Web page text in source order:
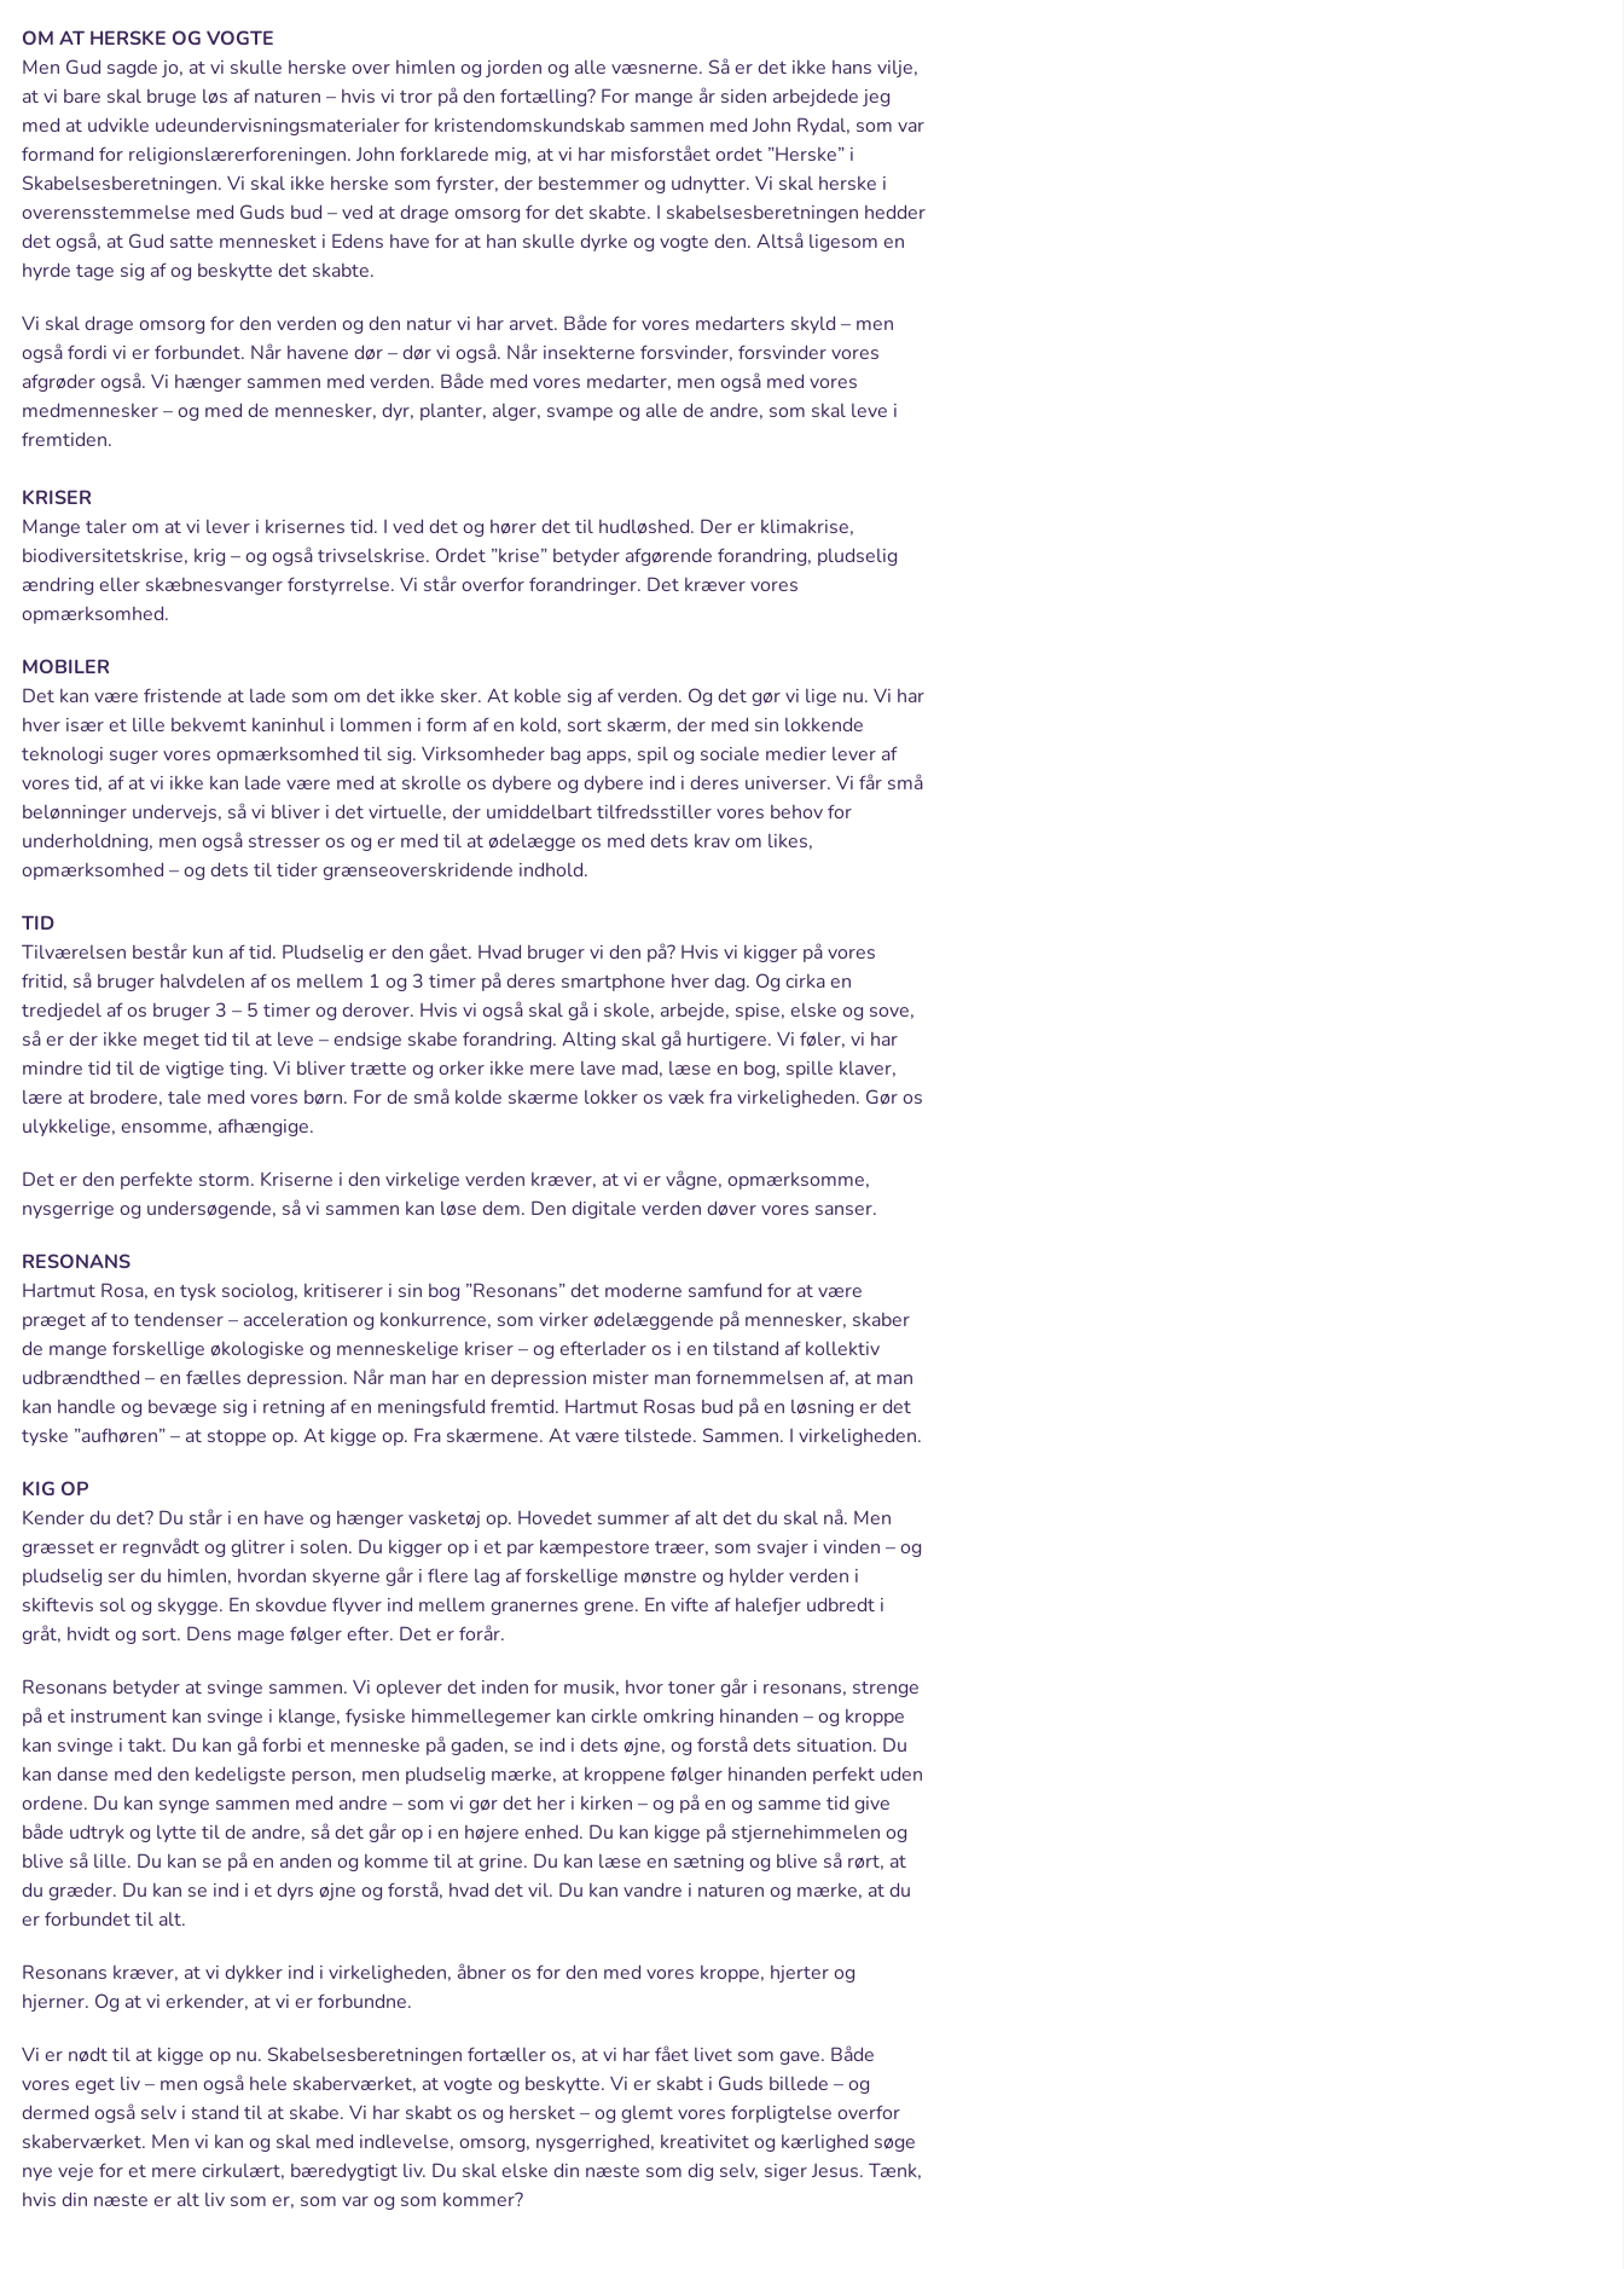
OM AT HERSKE OG VOGTE
Men Gud sagde jo, at vi skulle herske over himlen og jorden og alle væsnerne. Så er det ikke hans vilje,
at vi bare skal bruge løs af naturen – hvis vi tror på den fortælling? For mange år siden arbejdede jeg
med at udvikle udeundervisningsmaterialer for kristendomskundskab sammen med John Rydal, som var
formand for religionslærerforeningen. John forklarede mig, at vi har misforstået ordet ”Herske” i
Skabelsesberetningen. Vi skal ikke herske som fyrster, der bestemmer og udnytter. Vi skal herske i
overensstemmelse med Guds bud – ved at drage omsorg for det skabte. I skabelsesberetningen hedder
det også, at Gud satte mennesket i Edens have for at han skulle dyrke og vogte den. Altså ligesom en
hyrde tage sig af og beskytte det skabte.
Vi skal drage omsorg for den verden og den natur vi har arvet. Både for vores medarters skyld – men
også fordi vi er forbundet. Når havene dør – dør vi også. Når insekterne forsvinder, forsvinder vores
afgrøder også. Vi hænger sammen med verden. Både med vores medarter, men også med vores
medmennesker – og med de mennesker, dyr, planter, alger, svampe og alle de andre, som skal leve i
fremtiden.
KRISER
Mange taler om at vi lever i krisernes tid. I ved det og hører det til hudløshed. Der er klimakrise,
biodiversitetskrise, krig – og også trivselskrise. Ordet ”krise” betyder afgørende forandring, pludselig
ændring eller skæbnesvanger forstyrrelse. Vi står overfor forandringer. Det kræver vores
opmærksomhed.
MOBILER
Det kan være fristende at lade som om det ikke sker. At koble sig af verden. Og det gør vi lige nu. Vi har
hver især et lille bekvemt kaninhul i lommen i form af en kold, sort skærm, der med sin lokkende
teknologi suger vores opmærksomhed til sig. Virksomheder bag apps, spil og sociale medier lever af
vores tid, af at vi ikke kan lade være med at skrolle os dybere og dybere ind i deres universer. Vi får små
belønninger undervejs, så vi bliver i det virtuelle, der umiddelbart tilfredsstiller vores behov for
underholdning, men også stresser os og er med til at ødelægge os med dets krav om likes,
opmærksomhed – og dets til tider grænseoverskridende indhold.
TID
Tilværelsen består kun af tid. Pludselig er den gået. Hvad bruger vi den på? Hvis vi kigger på vores
fritid, så bruger halvdelen af os mellem 1 og 3 timer på deres smartphone hver dag. Og cirka en
tredjedel af os bruger 3 – 5 timer og derover. Hvis vi også skal gå i skole, arbejde, spise, elske og sove,
så er der ikke meget tid til at leve – endsige skabe forandring. Alting skal gå hurtigere. Vi føler, vi har
mindre tid til de vigtige ting. Vi bliver trætte og orker ikke mere lave mad, læse en bog, spille klaver,
lære at brodere, tale med vores børn. For de små kolde skærme lokker os væk fra virkeligheden. Gør os
ulykkelige, ensomme, afhængige.
Det er den perfekte storm. Kriserne i den virkelige verden kræver, at vi er vågne, opmærksomme,
nysgerrige og undersøgende, så vi sammen kan løse dem. Den digitale verden døver vores sanser.
RESONANS
Hartmut Rosa, en tysk sociolog, kritiserer i sin bog ”Resonans” det moderne samfund for at være
præget af to tendenser – acceleration og konkurrence, som virker ødelæggende på mennesker, skaber
de mange forskellige økologiske og menneskelige kriser – og efterlader os i en tilstand af kollektiv
udbrændthed – en fælles depression. Når man har en depression mister man fornemmelsen af, at man
kan handle og bevæge sig i retning af en meningsfuld fremtid. Hartmut Rosas bud på en løsning er det
tyske ”aufhøren” – at stoppe op. At kigge op. Fra skærmene. At være tilstede. Sammen. I virkeligheden.
KIG OP
Kender du det? Du står i en have og hænger vasketøj op. Hovedet summer af alt det du skal nå. Men
græsset er regnvådt og glitrer i solen. Du kigger op i et par kæmpestore træer, som svajer i vinden – og
pludselig ser du himlen, hvordan skyerne går i flere lag af forskellige mønstre og hylder verden i
skiftevis sol og skygge. En skovdue flyver ind mellem granernes grene. En vifte af halefjer udbredt i
gråt, hvidt og sort. Dens mage følger efter. Det er forår.
Resonans betyder at svinge sammen. Vi oplever det inden for musik, hvor toner går i resonans, strenge
på et instrument kan svinge i klange, fysiske himmellegemer kan cirkle omkring hinanden – og kroppe
kan svinge i takt. Du kan gå forbi et menneske på gaden, se ind i dets øjne, og forstå dets situation. Du
kan danse med den kedeligste person, men pludselig mærke, at kroppene følger hinanden perfekt uden
ordene. Du kan synge sammen med andre – som vi gør det her i kirken – og på en og samme tid give
både udtryk og lytte til de andre, så det går op i en højere enhed. Du kan kigge på stjernehimmelen og
blive så lille. Du kan se på en anden og komme til at grine. Du kan læse en sætning og blive så rørt, at
du græder. Du kan se ind i et dyrs øjne og forstå, hvad det vil. Du kan vandre i naturen og mærke, at du
er forbundet til alt.
Resonans kræver, at vi dykker ind i virkeligheden, åbner os for den med vores kroppe, hjerter og
hjerner. Og at vi erkender, at vi er forbundne.
Vi er nødt til at kigge op nu. Skabelsesberetningen fortæller os, at vi har fået livet som gave. Både
vores eget liv – men også hele skaberværket, at vogte og beskytte. Vi er skabt i Guds billede – og
dermed også selv i stand til at skabe. Vi har skabt os og hersket – og glemt vores forpligtelse overfor
skaberværket. Men vi kan og skal med indlevelse, omsorg, nysgerrighed, kreativitet og kærlighed søge
nye veje for et mere cirkulært, bæredygtigt liv. Du skal elske din næste som dig selv, siger Jesus. Tænk,
hvis din næste er alt liv som er, som var og som kommer?